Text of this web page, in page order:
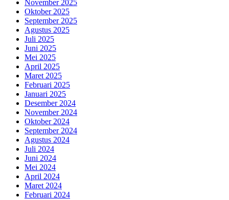
November 2025
Oktober 2025
September 2025
Agustus 2025
Juli 2025
Juni 2025
Mei 2025
April 2025
Maret 2025
Februari 2025
Januari 2025
Desember 2024
November 2024
Oktober 2024
September 2024
Agustus 2024
Juli 2024
Juni 2024
Mei 2024
April 2024
Maret 2024
Februari 2024